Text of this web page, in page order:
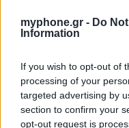
myphone.gr - Do
Information
If you wish to opt-out of
processing of your
targeted advertising by
section to confirm your
opt-out request is
update huawei
design iPhone
ΣΎΝΔΕΣΜΟΙ